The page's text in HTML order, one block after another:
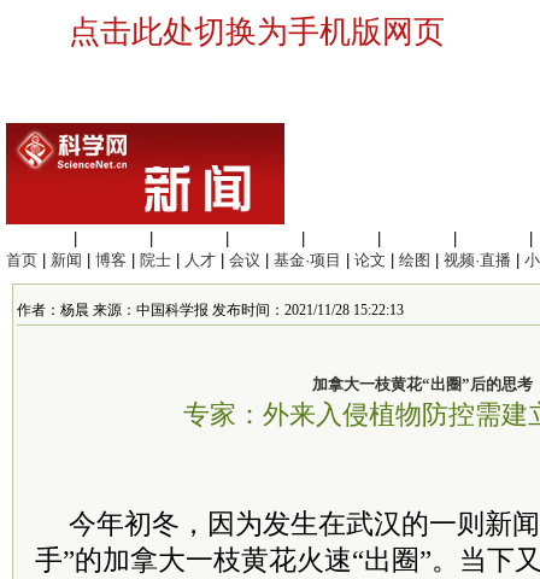
点击此处切换为手机版网页
首页
新闻 博客 院士 人才 会议 基金·项目 论文 绘图 视频·直播
作者：杨晨 来源：中国科学报 发布时间：2021/11/28 15:22:13
加拿大一枝黄花“出圈”后的思考
专家：外来入侵植物防控需建
今年初冬，因为发生在武汉的一则新
手”的加拿大一枝黄花火速“出圈”。当下